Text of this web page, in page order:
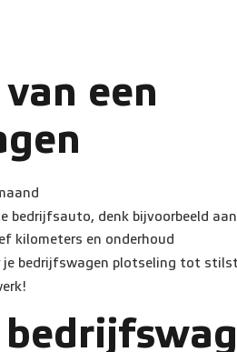
een
bedrijfsauto, denk bijvoorbeeld
kilometers en onderhoud
je bedrijfswagen plotseling tot